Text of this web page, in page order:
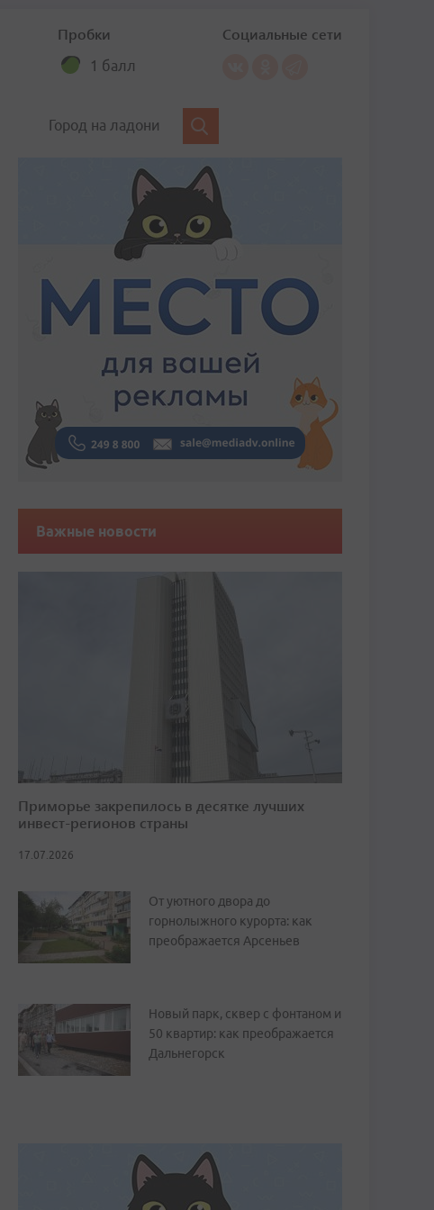
Пробки
1 балл
Социальные сети
Город на ладони
Важные новости
Приморье закрепилось в десятке лучших
инвест-регионов страны
17.07.2026
От уютного двора до
горнолыжного курорта: как
преображается Арсеньев
Новый парк, сквер с фонтаном и
50 квартир: как преображается
Дальнегорск